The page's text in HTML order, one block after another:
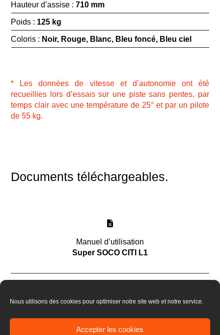
Nous utilisons des cookies pour optimiser notre site web et notre service.
Accepter les cookies
Hauteur d’assise :710 mm
Poids : 125 kg
Coloris : Noir, Rouge, Blanc, Bleu foncé, Bleu ciel
* Les données de vitesse et d’autonomie ont été
recueillies lors d’essais sur une piste sans pentes, par
temps clair avec une température de 25° et par un pilote
de 55 kg.
Documents téléchargeables.
Manuel d’utilisation
Super SOCO CITI L1